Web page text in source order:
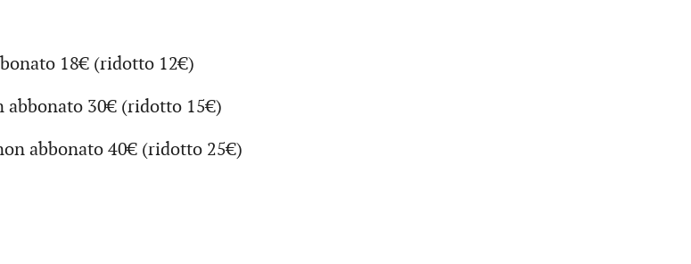
18€ (ridotto 12€)
abbonato 30€ (ridotto 15€)
abbonato 40€ (ridotto 25€)